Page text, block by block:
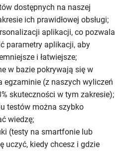
dostępnych na naszej
ich prawidłowej obsługi;
aplikacji, co pozwala
parametry aplikacji, aby
i łatwiejsze;
w bazie pokrywają się w
egzaminie (z naszych wyliczeń
skuteczności w tym zakresie);
testów można szybko
wiedzę;
(testy na smartfonie lub
uczyć, kiedy chcesz i gdzie